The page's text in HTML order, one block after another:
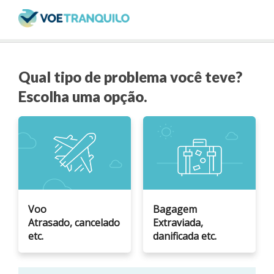
Qual tipo de problema você teve?
Escolha uma opção.
Voo
Atrasado, cancelado
etc.
Bagagem
Extraviada,
danificada etc.